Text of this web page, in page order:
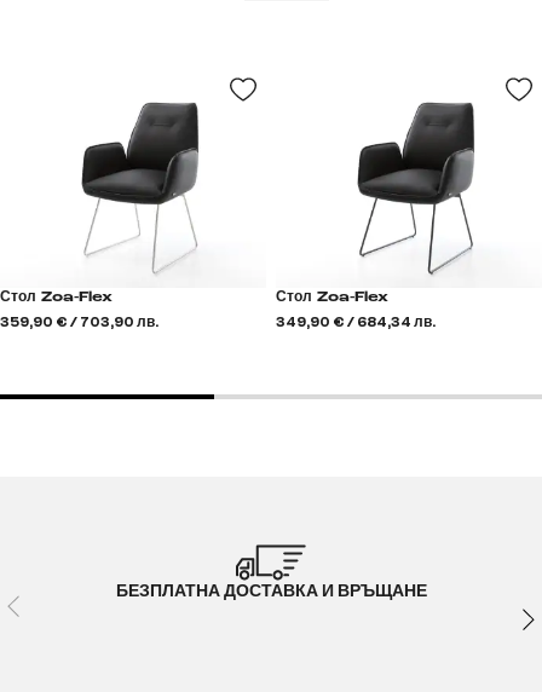
Стол Zoa-Flex
359,90 € / 703,90 лв.
Стол Zoa-Flex
349,90 € / 684,34 лв.
БЕЗПЛАТНА ДОСТАВКА И ВРЪЩАНЕ